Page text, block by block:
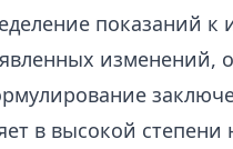
показаний к
изменений,
в высокой степени